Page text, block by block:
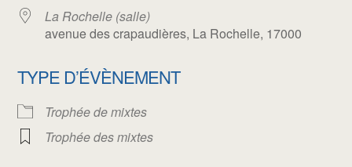
La Rochelle (salle)
avenue des crapaudières, La Rochelle, 17000
TYPE D’ÉVÈNEMENT
Trophée de mixtes
Trophée des mixtes